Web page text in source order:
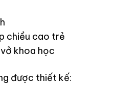
chiều cao trẻ
khoa học
được thiết kế: